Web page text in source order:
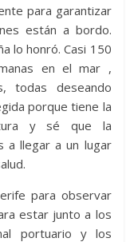
para garantizar
están a bordo.
lo honró. Casi 150
en el mar ,
todas deseando
porque tiene la
y sé que la
a llegar a un lugar
para observar
estar junto a los
portuario y los